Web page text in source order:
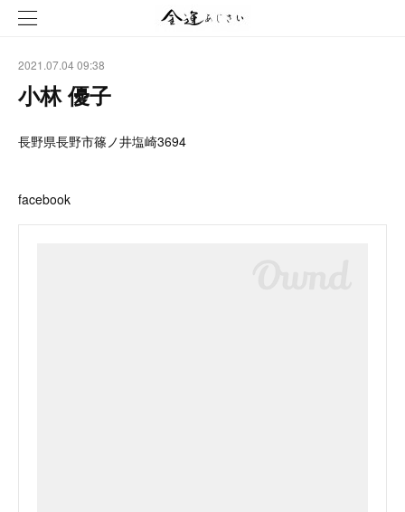
2021.07.04 09:38
小林 優子
長野県長野市篠ノ井塩崎3694
facebook